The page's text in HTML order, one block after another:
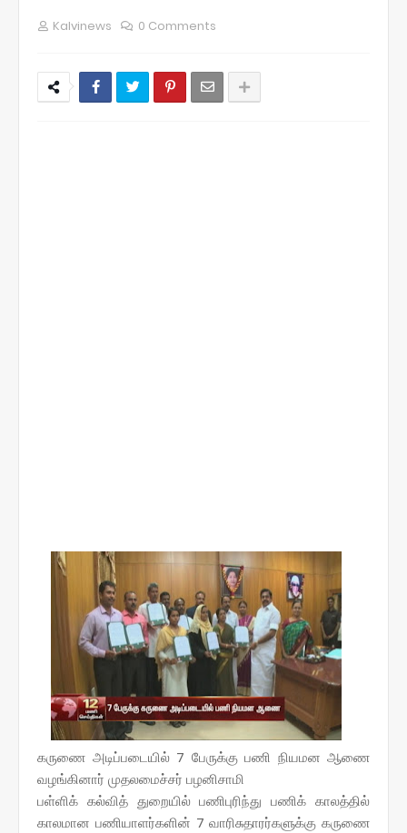
Kalvinews 0 Comments
கருணை அடிப்படையில் 7 பேருக்கு பணி நியமன ஆணை
வழங்கினார் முதலமைச்சர் பழனிசாமி
பள்ளிக் கல்வித் துறையில் பணிபுரிந்து பணிக் காலத்தில்
காலமான பணியாளர்களின் 7 வாரிசுதாரர்களுக்கு கருணை